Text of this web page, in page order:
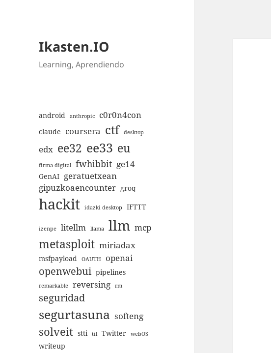
Ikasten.IO
Learning, Aprendiendo
android anthropic c0r0n4con
claude coursera ctf desktop
edx ee32 ee33 eu
firma digital fwhibbit ge14
GenAI geratuetxean
gipuzkoaencounter groq
hackit idazki desktop IFTTT
izenpe litellm llama llm mcp
metasploit miriadax
msfpayload OAUTH openai
openwebui pipelines
remarkable reversing rm
seguridad
segurtasuna softeng
solveit stti til Twitter webOS
writeup